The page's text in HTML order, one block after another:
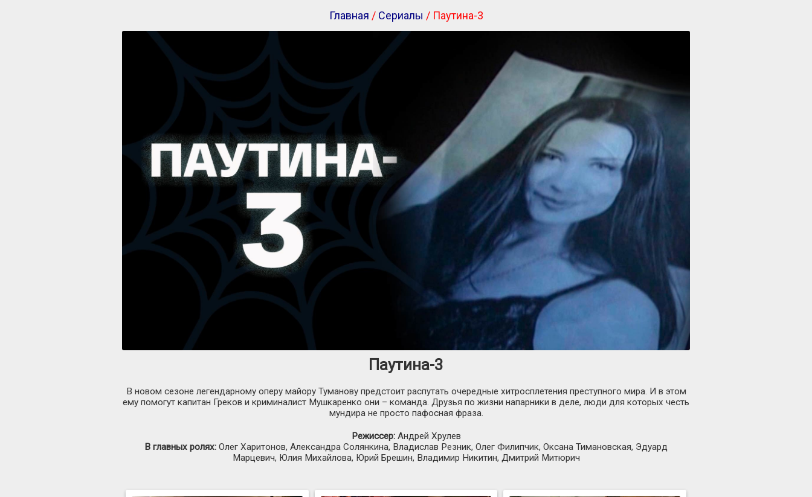
Главная / Сериалы / Паутина-3
Паутина-3
В новом сезоне легендарному оперу майору Туманову предстоит распутать очередные хитросплетения преступного мира. И в этом
ему помогут капитан Греков и криминалист Мушкаренко они – команда. Друзья по жизни напарники в деле, люди для которых честь
мундира не просто пафосная фраза.
Режиссер: Андрей Хрулев
В главных ролях: Олег Харитонов, Александра Солянкина, Владислав Резник, Олег Филипчик, Оксана Тимановская, Эдуард
Марцевич, Юлия Михайлова, Юрий Брешин, Владимир Никитин, Дмитрий Митюрич